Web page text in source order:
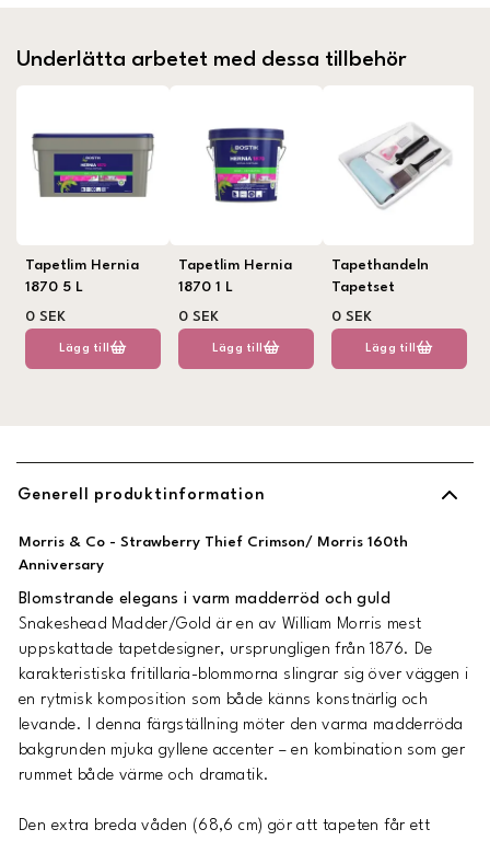
Underlätta arbetet med dessa tillbehör
Tapetlim Hernia
1870 5 L
0 SEK
Lägg till
Tapetlim Hernia
1870 1 L
0 SEK
Lägg till
Tapethandeln
Tapetset
0 SEK
Lägg till
Generell produktinformation
Morris & Co - Strawberry Thief Crimson/ Morris 160th
Anniversary
Blomstrande elegans i varm madderröd och guld
Snakeshead Madder/Gold är en av William Morris mest
uppskattade tapetdesigner, ursprungligen från 1876. De
karakteristiska fritillaria-blommorna slingrar sig över väggen i
en rytmisk komposition som både känns konstnärlig och
levande. I denna färgställning möter den varma madderröda
bakgrunden mjuka gyllene accenter – en kombination som ger
rummet både värme och dramatik.
Den extra breda våden (68,6 cm) gör att tapeten får ett